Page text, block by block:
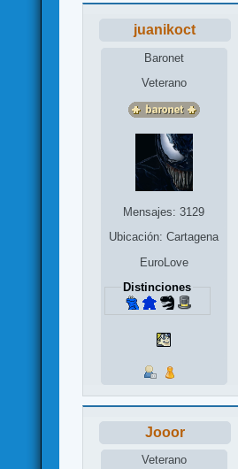
juanikoct
Baronet
Veterano
Mensajes: 3129
Ubicación: Cartagena
EuroLove
Distinciones
Jooor
Veterano